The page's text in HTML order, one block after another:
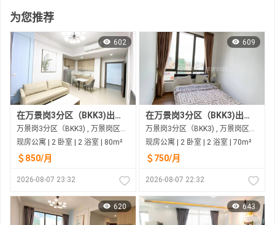
为您推荐
602
在万景岗3分区（BKK3)出租的现房公寓
万景岗3分区（BKK3) , 万景岗区（BKK) , 金边市
现房公寓 | 2 卧室 | 2 浴室 | 80m²
＄850/月
2026-08-07 23:32
609
在万景岗3分区（BKK3)出租的现房公寓
万景岗3分区（BKK3) , 万景岗区（BKK) , 金边市
现房公寓 | 2 卧室 | 2 浴室 | 70m²
＄750/月
2026-08-07 22:32
620 643